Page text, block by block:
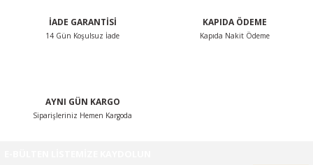
İADE GARANTİSİ
14 Gün Koşulsuz İade
KAPIDA ÖDEME
Kapıda Nakit Ödeme
AYNI GÜN KARGO
Siparişleriniz Hemen Kargoda